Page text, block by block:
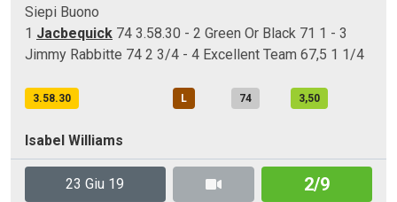
Siepi Buono
1 Jacbequick 74 3.58.30 - 2 Green Or Black 71 1 - 3
Jimmy Rabbitte 74 2 3/4 - 4 Excellent Team 67,5 1 1/4
3.58.30 L 74 3,50
Isabel Williams
23 Giu 19 2/9